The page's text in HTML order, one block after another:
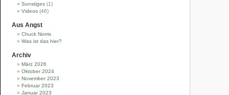
Sonstiges (1)
Videos (46)
Aus Angst
Chuck Norris
Was ist das hier?
Archiv
März 2026
Oktober 2024
November 2023
Februar 2023
Januar 2023